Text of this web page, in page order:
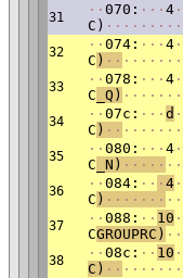
31 · · 070: · · · 4 ·
C) · · · · · · · · ·
32 · · 074: · · · 4 ·
C ) · · · · · · · · ·
33 · · 078: · · · 4 ·
C _Q) · · · · · · ·
34 · · 07c: · · · d ·
C ) · · · · · · · · ·
35 · · 080: · · · 4 ·
C _N) · · · · · · ·
36 · · 084: · · · 4 ·
C ) · · · · · · · · ·
37 · · 088: · · 10 ·
CGROUPRC) · ·
38 · · 08c: · · 10 ·
C) · · · · · · · · ·